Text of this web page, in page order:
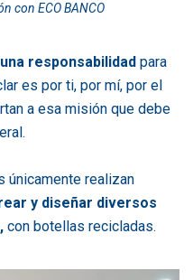
con ECO BANCO
responsabilidad para
es por ti, por mí, por el
a esa misión que debe
únicamente realizan
y diseñar diversos
con botellas recicladas.